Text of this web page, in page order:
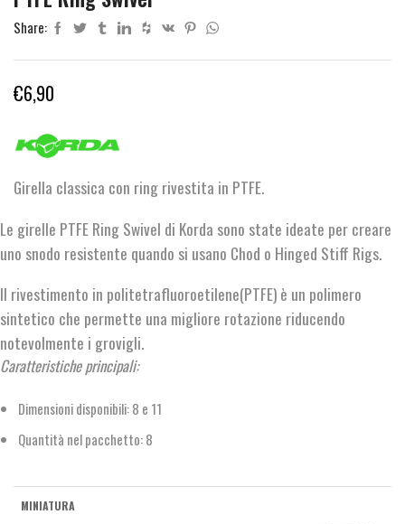
Share:
€6,90
Girella classica con ring rivestita in PTFE.
Le girelle PTFE Ring Swivel di Korda sono state ideate per creare
uno snodo resistente quando si usano Chod o Hinged Stiff Rigs.
Il rivestimento in politetrafluoroetilene(PTFE) è un polimero
sintetico che permette una migliore rotazione riducendo
notevolmente i grovigli.
Caratteristiche principali:
Dimensioni disponibili: 8 e 11
Quantità nel pacchetto: 8